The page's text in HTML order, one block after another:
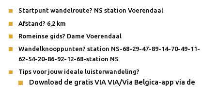
Startpunt wandelroute? NS station Voerendaal
Afstand? 6,2 km
Romeinse gids? Dame Voerendaal
Wandelknooppunten? station NS-68-29-47-89-14-70-49-11-
62-54-20-86-92-12-68-station NS
Tips voor jouw ideale luisterwandeling?
Download de gratis VIA VIA/Via Belgica-app via de